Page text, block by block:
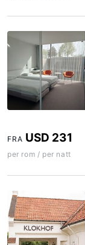
FRA USD 231
per rom / per natt